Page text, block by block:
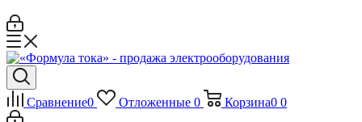
Сравнение0 Отложенные 0 Корзина0 0